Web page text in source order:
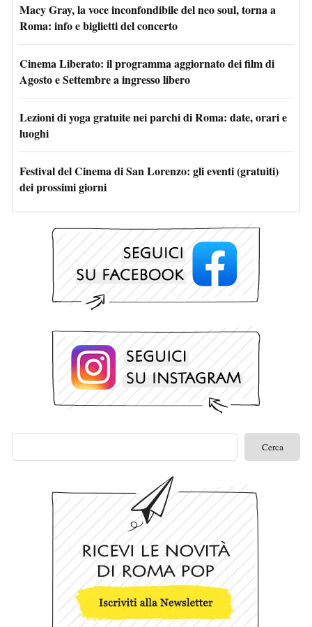
Macy Gray, la voce inconfondibile del neo soul, torna a
Roma: info e biglietti del concerto
Cinema Liberato: il programma aggiornato dei film di
Agosto e Settembre a ingresso libero
Lezioni di yoga gratuite nei parchi di Roma: date, orari e
luoghi
Festival del Cinema di San Lorenzo: gli eventi (gratuiti)
dei prossimi giorni